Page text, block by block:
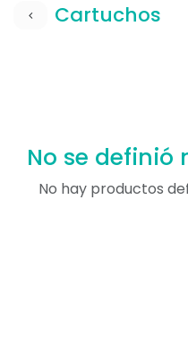
Cartuchos
No se
No hay productos